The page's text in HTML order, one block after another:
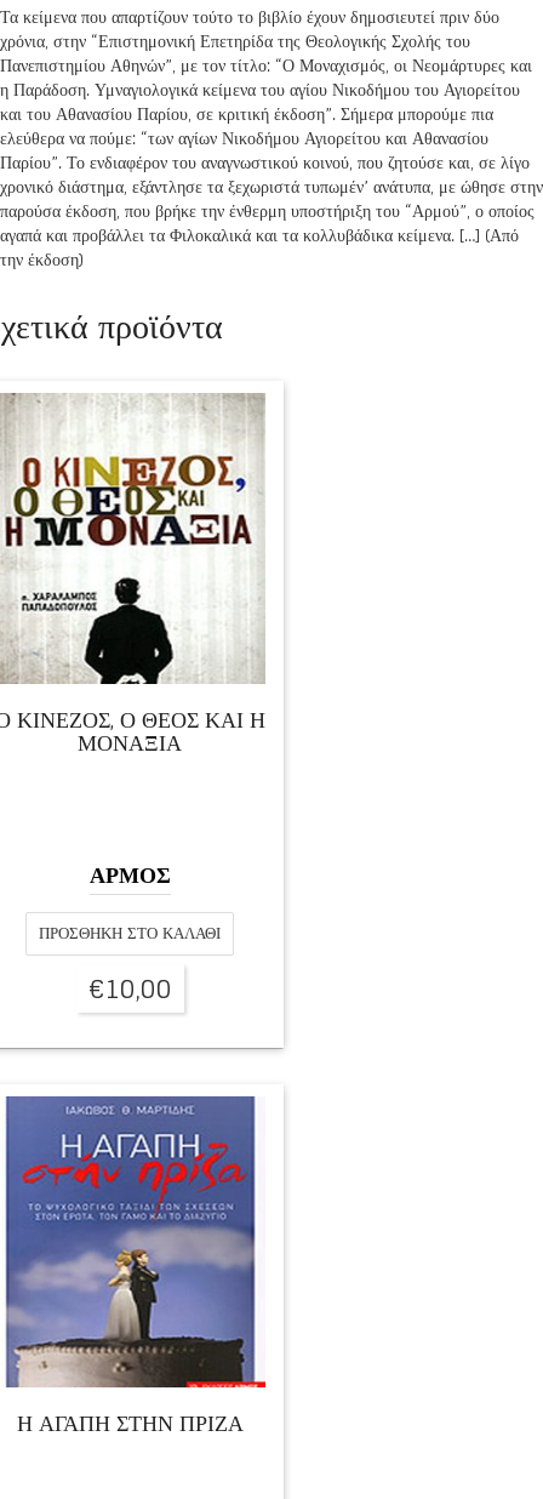
Τα κείμενα που απαρτίζουν τούτο το βιβλίο έχουν δημοσιευτεί πριν δύο
χρόνια, στην “Επιστημονική Επετηρίδα της Θεολογικής Σχολής του
Πανεπιστημίου Αθηνών”, με τον τίτλο: “Ο Μοναχισμός, οι Νεομάρτυρες και
η Παράδοση. Υμναγιολογικά κείμενα του αγίου Νικοδήμου του Αγιορείτου
και του Αθανασίου Παρίου, σε κριτική έκδοση”. Σήμερα μπορούμε πια
ελεύθερα να πούμε: “των αγίων Νικοδήμου Αγιορείτου και Αθανασίου
Παρίου”. Το ενδιαφέρον του αναγνωστικού κοινού, που ζητούσε και, σε λίγο
χρονικό διάστημα, εξάντλησε τα ξεχωριστά τυπωμέν’ ανάτυπα, με ώθησε στην
παρούσα έκδοση, που βρήκε την ένθερμη υποστήριξη του “Αρμού”, ο οποίος
αγαπά και προβάλλει τα Φιλοκαλικά και τα κολλυβάδικα κείμενα. […] (Από
την έκδοση)
προϊόντα
ΚΙΝΈΖΟΣ, Ο ΘΕΌΣ ΚΑΙ Η
ΜΟΝΑΞΙΆ
ΑΡΜΟΣ
ΠΡΟΣΘΉΚΗ ΣΤΟ ΚΑΛΆΘΙ
€10,00
Η ΑΓΑΠΗ ΣΤΗΝ ΠΡΙΖΑ